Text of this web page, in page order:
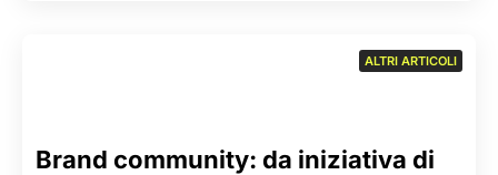
Brand community: da iniziativa di
ALTRI ARTICOLI